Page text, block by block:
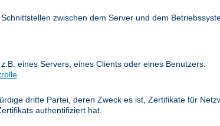
zwischen dem Server und dem
eines Servers, eines Clients oder eines Benutzers.
dritte Partei, deren Zweck es ist, Zertifikate für
authentifiziert hat.